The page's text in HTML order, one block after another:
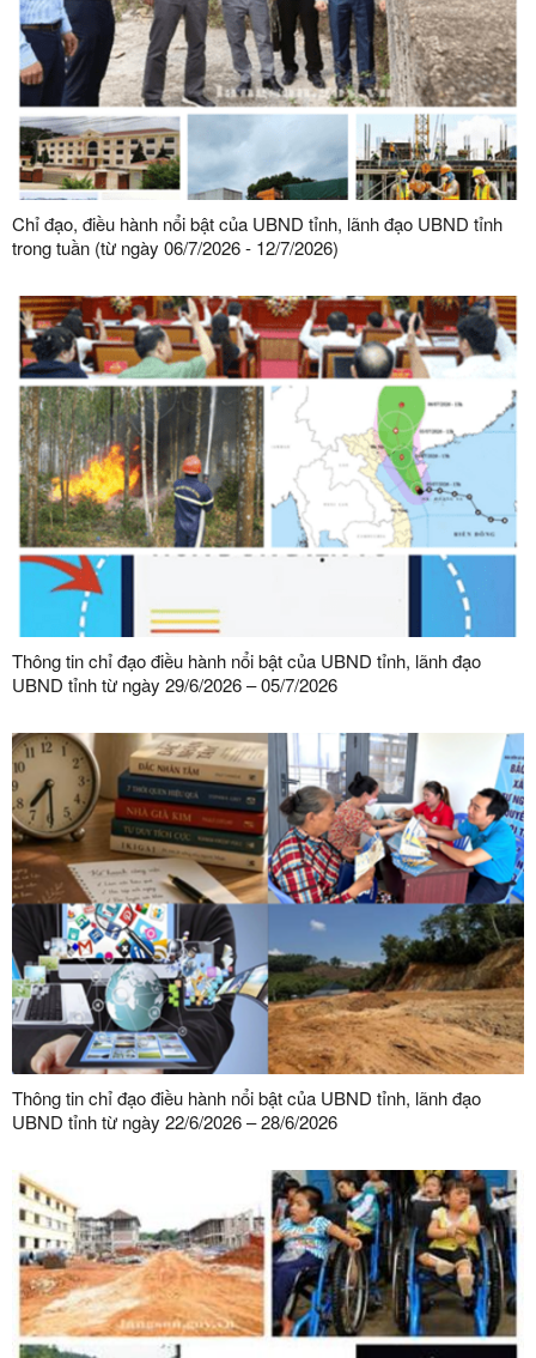
Chỉ đạo, điều hành nổi bật của UBND tỉnh, lãnh đạo UBND tỉnh
trong tuần (từ ngày 06/7/2026 - 12/7/2026)
Thông tin chỉ đạo điều hành nổi bật của UBND tỉnh, lãnh đạo
UBND tỉnh từ ngày 29/6/2026 – 05/7/2026
Thông tin chỉ đạo điều hành nổi bật của UBND tỉnh, lãnh đạo
UBND tỉnh từ ngày 22/6/2026 – 28/6/2026